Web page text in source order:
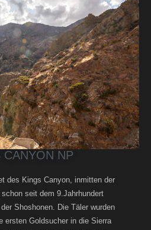
CANYON NP
des Kings Canyon, inmitten der
seit dem 9.Jahrhundert
Shoshonen. Die Täler wurden
ersten Goldsucher in die Sierra